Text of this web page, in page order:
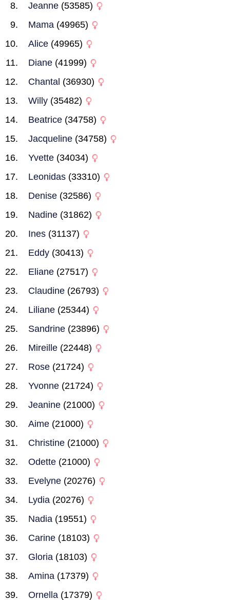
Jeanne (53585)
Mama (49965)
Alice (49965)
Diane (41999)
Chantal (36930)
Willy (35482)
Beatrice (34758)
Jacqueline (34758)
Yvette (34034)
Leonidas (33310)
Denise (32586)
Nadine (31862)
Ines (31137)
Eddy (30413)
Eliane (27517)
Claudine (26793)
Liliane (25344)
Sandrine (23896)
Mireille (22448)
Rose (21724)
Yvonne (21724)
Jeanine (21000)
Aime (21000)
Christine (21000)
Odette (21000)
Evelyne (20276)
Lydia (20276)
Nadia (19551)
Carine (18103)
Gloria (18103)
Amina (17379)
Ornella (17379)